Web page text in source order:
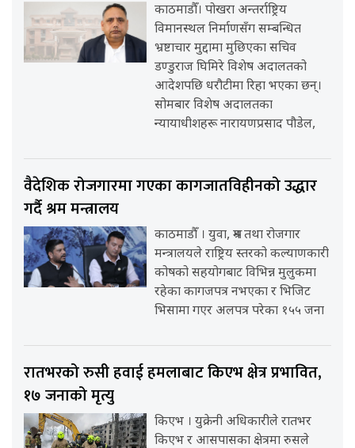
काठमाडौँ। पोखरा अन्तर्राष्ट्रिय
विमानस्थल निर्माणसँग सम्बन्धित
भ्रष्टाचार मुद्दामा मुछिएका सचिव
डण्डुराज घिमिरे विशेष अदालतको
आदेशपछि धरौटीमा रिहा भएका छन्।
सोमबार विशेष अदालतका
न्यायाधीशहरू नारायणप्रसाद पौडेल,
वैदेशिक रोजगारमा गएका कागजातविहीनको उद्धार
गर्दै श्रम मन्त्रालय
काठमाडौँ । युवा, श्रम तथा रोजगार
मन्त्रालयले राष्ट्रिय स्तरको कल्याणकारी
कोषको सहयोगबाट विभिन्न मुलुकमा
रहेका कागजपत्र नभएका र भिजिट
भिसामा गएर अलपत्र परेका १५५ जना
रातभरको रुसी हवाई हमलाबाट किएभ क्षेत्र प्रभावित,
१७ जनाको मृत्यु
किएभ । युक्रेनी अधिकारीले रातभर
किएभ र आसपासका क्षेत्रमा रुसले